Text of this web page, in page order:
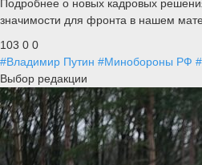
Подробнее о новых кадровых
значимости для фронта в нашем
103 0 0
#Владимир Путин #Минобороны РФ
Выбор редакции